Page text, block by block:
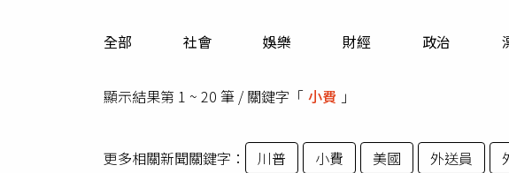
全部 社會 娛樂 財經 政治
顯示結果第 1 ~ 20 筆 / 關鍵字「 小費 」
更多相關新聞關鍵字： 川普 小費 美國 外送員